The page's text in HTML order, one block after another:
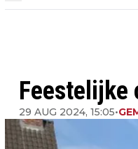
Feestelijke
29 AUG 2024, 15:05•